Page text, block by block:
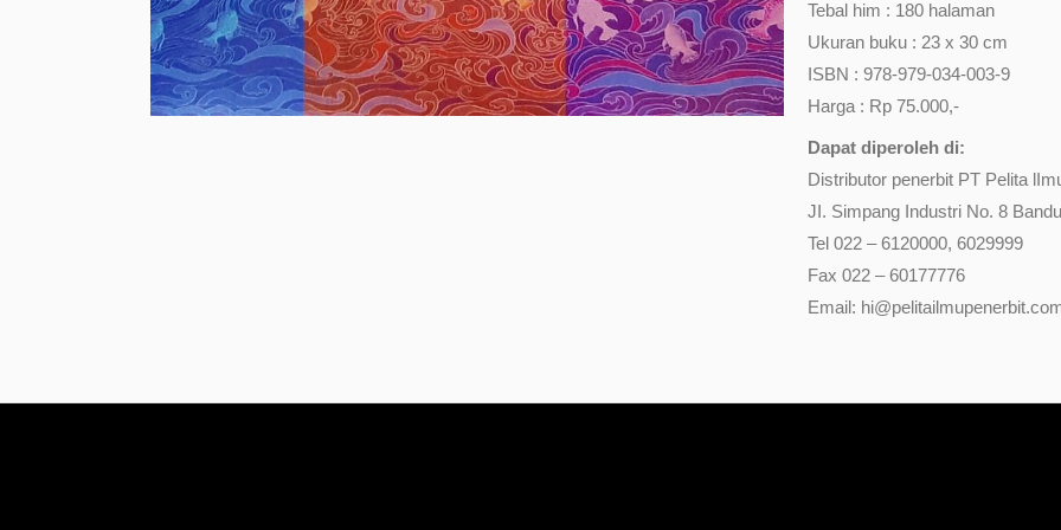
Tebal him : 180 halaman
Ukuran buku : 23 x 30 cm
ISBN : 978-979-034-003-9
Harga : Rp 75.000,-
Dapat diperoleh di:
Distributor penerbit PT Pelita
JI. Simpang Industri No. 8
Tel 022 – 6120000, 6029999
Fax 022 – 60177776
Email: